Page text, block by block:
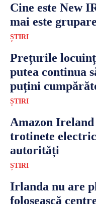
Cine este New
mai este
ȘTIRI
Prețurile
putea continua
puțini
ȘTIRI
Amazon
trotinete
autorități
ȘTIRI
Irlanda nu are
folosească